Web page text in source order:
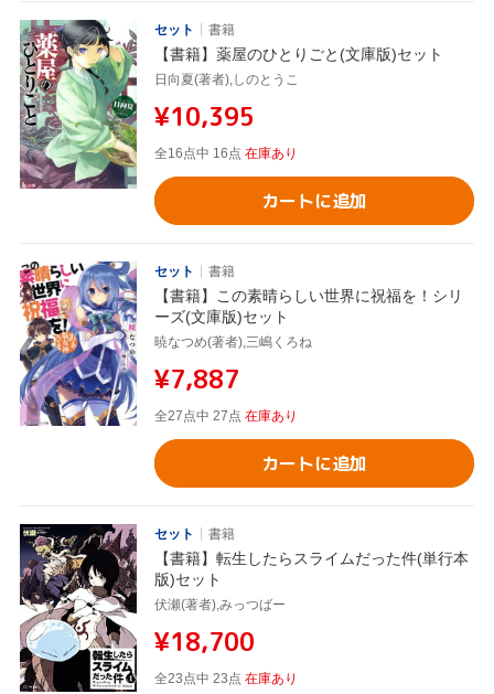
セット 書籍
【書籍】薬屋のひとりごと(文庫版)セット
日向夏(著者),しのとうこ
¥10,395
全16点中 16点 在庫あり
カートに追加
セット 書籍
【書籍】この素晴らしい世界に祝福を！シリ
ーズ(文庫版)セット
暁なつめ(著者),三嶋くろね
¥7,887
全27点中 27点 在庫あり
カートに追加
セット 書籍
【書籍】転生したらスライムだった件(単行本
版)セット
伏瀬(著者),みっつばー
¥18,700
全23点中 23点 在庫あり